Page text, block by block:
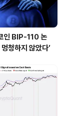
인 BIP-110 논
청하지 않았다’